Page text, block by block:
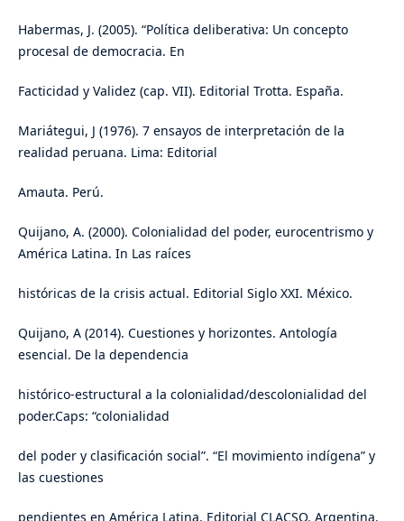
Habermas, J. (2005). “Política deliberativa: Un concepto
procesal de democracia. En
Facticidad y Validez (cap. VII). Editorial Trotta. España.
Mariátegui, J (1976). 7 ensayos de interpretación de la
realidad peruana. Lima: Editorial
Amauta. Perú.
Quijano, A. (2000). Colonialidad del poder, eurocentrismo y
América Latina. In Las raíces
históricas de la crisis actual. Editorial Siglo XXI. México.
Quijano, A (2014). Cuestiones y horizontes. Antología
esencial. De la dependencia
histórico-estructural a la colonialidad/descolonialidad del
poder.Caps: “colonialidad
del poder y clasificación social”. “El movimiento indígena” y
las cuestiones
pendientes en América Latina. Editorial CLACSO. Argentina.